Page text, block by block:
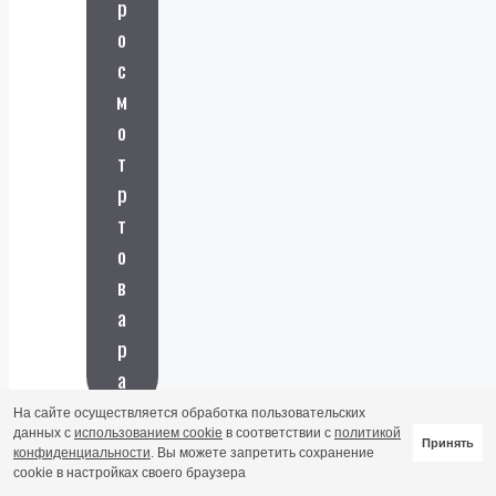
обла
чных
серв
исов.
р
о
с
м
о
т
р
т
о
в
а
р
а
На сайте осуществляется обработка пользовательских
данных с использованием cookie в соответствии с политикой
конфиденциальности. Вы можете запретить сохранение
cookie в настройках своего браузера
Принять